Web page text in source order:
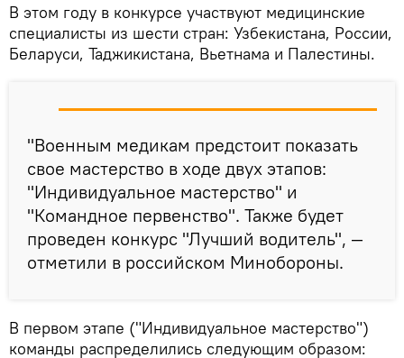
В этом году в конкурсе участвуют медицинские
специалисты из шести стран: Узбекистана, России,
Беларуси, Таджикистана, Вьетнама и Палестины.
"Военным медикам предстоит показать
свое мастерство в ходе двух этапов:
"Индивидуальное мастерство" и
"Командное первенство". Также будет
проведен конкурс "Лучший водитель", —
отметили в российском Минобороны.
В первом этапе ("Индивидуальное мастерство")
команды распределились следующим образом: